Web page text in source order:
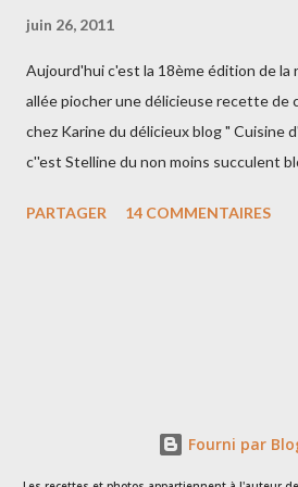
juin 26, 2011
Aujourd'hui c'est la 18ème édition de la
allée piocher une délicieuse recette de
chez Karine du délicieux blog " Cuisine
c''est Stelline du non moins succulent
Ingrédients : 150g de beurre ramolli
Verser ce mélange dans le moule a
PARTAGER 14 COMMENTAIRES
Fourni par